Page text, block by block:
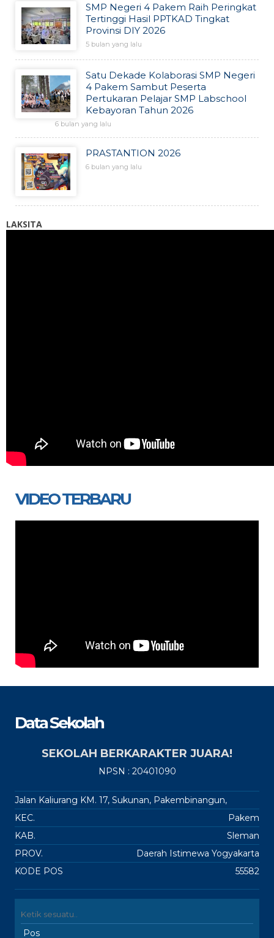
SMP Negeri 4 Pakem Raih Peringkat
Tertinggi Hasil PPTKAD Tingkat
Provinsi DIY 2026
5 bulan yang lalu
Satu Dekade Kolaborasi SMP Negeri
4 Pakem Sambut Peserta
Pertukaran Pelajar SMP Labschool
Kebayoran Tahun 2026
6 bulan yang lalu
PRASTANTION 2026
6 bulan yang lalu
LAKSITA
VIDEO TERBARU
Data Sekolah
SEKOLAH BERKARAKTER JUARA!
NPSN : 20401090
Jalan Kaliurang KM. 17, Sukunan, Pakembinangun,
KEC.
Pakem
KAB.
Sleman
PROV.
Daerah Istimewa Yogyakarta
KODE POS
55582